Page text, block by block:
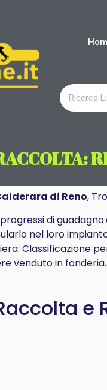
di Reno,
diguadagno
nel loro
Classificazione
venduto in
e